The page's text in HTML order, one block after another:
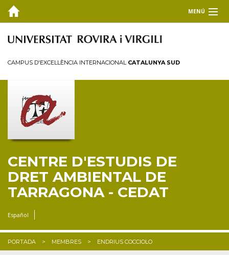
MENÚ
EL CEDAT
Membres
Personal investigador
Reglament
FORMACIÓ
RECERCA I TRANSFERÈNCIA
BLOG
CAMPUS D'EXCEL·LÈNCIA INTERNACIONAL CATALUNYA SUD
CENTRE D'ESTUDIS DE
DRET AMBIENTAL DE
TARRAGONA - CEDAT
Español
PORTADA MEMBRES ENDRIUS COCCIOLO